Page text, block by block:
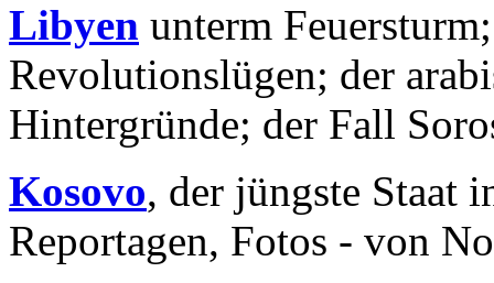
Libyen unterm
Revolutionslügen; der
Hintergründe; der Fall
Kosovo, der jüngste Staat
Reportagen, Fotos - von